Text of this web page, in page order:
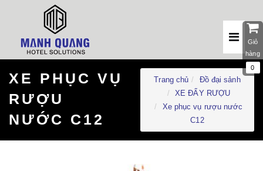
Giỏ
hàng
0
XE PHỤC VỤ
RƯỢU
NƯỚC C12
Trang chủ
Đồ đại sảnh
XE ĐẨY RƯỢU
Xe phục vụ rượu nước
C12